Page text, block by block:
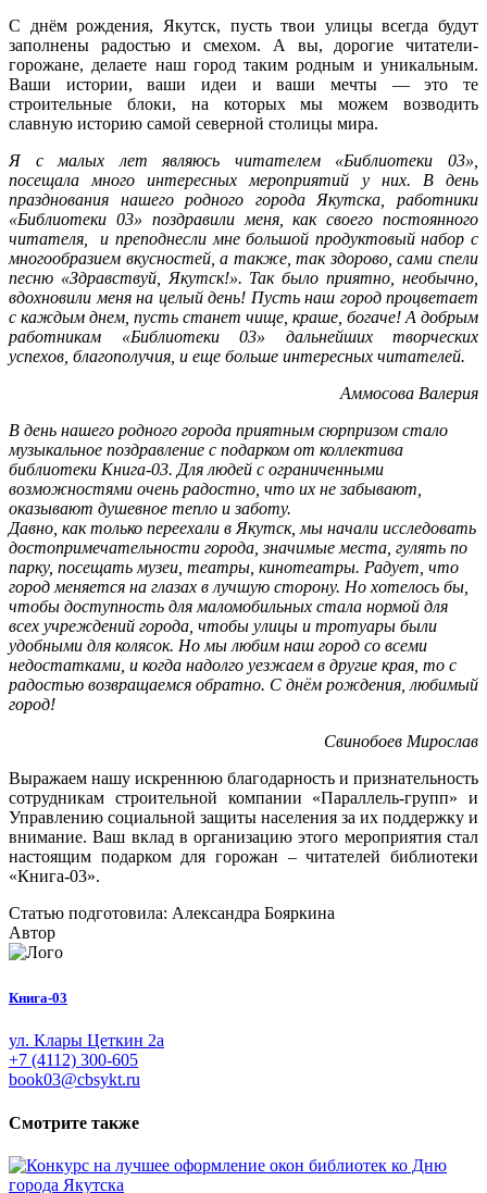
С днём рождения, Якутск, пусть твои улицы всегда будут
заполнены радостью и смехом. А вы, дорогие читатели-
горожане, делаете наш город таким родным и уникальным.
Ваши истории, ваши идеи и ваши мечты — это те
строительные блоки, на которых мы можем возводить
славную историю самой северной столицы мира.
Я с малых лет являюсь читателем «Библиотеки 03»,
посещала много интересных мероприятий у них. В день
празднования нашего родного города Якутска, работники
«Библиотеки 03» поздравили меня, как своего постоянного
читателя, и преподнесли мне большой продуктовый набор с
многообразием вкусностей, а также, так здорово, сами спели
песню «Здравствуй, Якутск!». Так было приятно, необычно,
вдохновили меня на целый день! Пусть наш город процветает
с каждым днем, пусть станет чище, краше, богаче! А добрым
работникам «Библиотеки 03» дальнейших творческих
успехов, благополучия, и еще больше интересных читателей.
Аммосова Валерия
В день нашего родного города приятным сюрпризом стало
музыкальное поздравление с подарком от коллектива
библиотеки Книга-03. Для людей с ограниченными
возможностями очень радостно, что их не забывают,
оказывают душевное тепло и заботу.
Давно, как только переехали в Якутск, мы начали исследовать
достопримечательности города, значимые места, гулять по
парку, посещать музеи, театры, кинотеатры. Радует, что
город меняется на глазах в лучшую сторону. Но хотелось бы,
чтобы доступность для маломобильных стала нормой для
всех учреждений города, чтобы улицы и тротуары были
удобными для колясок. Но мы любим наш город со всеми
недостатками, и когда надолго уезжаем в другие края, то с
радостью возвращаемся обратно. С днём рождения, любимый
город!
Свинобоев Мирослав
Выражаем нашу искреннюю благодарность и признательность
сотрудникам строительной компании «Параллель-групп» и
Управлению социальной защиты населения за их поддержку и
внимание. Ваш вклад в организацию этого мероприятия стал
настоящим подарком для горожан – читателей библиотеки
«Книга-03».
Статью подготовила: Александра Бояркина
Автор
Книга-03
ул. Клары Цеткин 2а
+7 (4112) 300-605
book03@cbsykt.ru
Смотрите также